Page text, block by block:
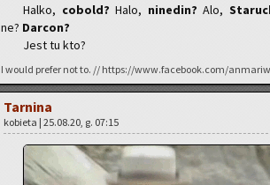
Halko, co­bold?Halo, ni­ne­din?Alo,
ne? Dar­con?
Jest tu kto?
I would pre­fer not to. // https://www.facebook.com/
Tar­ni­na
ko­bie­ta | 25.08.20, g. 07:15